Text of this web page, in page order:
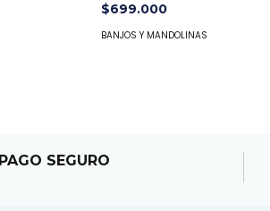
$699.000
BANJOS Y MANDOLINAS
PAGO SEGURO